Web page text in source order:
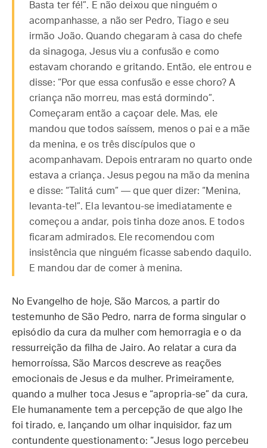
Basta ter fé!”. E não deixou que ninguém o
acompanhasse, a não ser Pedro, Tiago e seu
irmão João. Quando chegaram à casa do chefe
da sinagoga, Jesus viu a confusão e como
estavam chorando e gritando. Então, ele entrou e
disse: “Por que essa confusão e esse choro? A
criança não morreu, mas está dormindo”.
Começaram então a caçoar dele. Mas, ele
mandou que todos saíssem, menos o pai e a mãe
da menina, e os três discípulos que o
acompanhavam. Depois entraram no quarto onde
estava a criança. Jesus pegou na mão da menina
e disse: “Talitá cum” — que quer dizer: “Menina,
levanta-te!”. Ela levantou-se imediatamente e
começou a andar, pois tinha doze anos. E todos
ficaram admirados. Ele recomendou com
insistência que ninguém ficasse sabendo daquilo.
E mandou dar de comer à menina.
No Evangelho de hoje, São Marcos, a partir do
testemunho de São Pedro, narra de forma singular o
episódio da cura da mulher com hemorragia e o da
ressurreição da filha de Jairo. Ao relatar a cura da
hemorroíssa, São Marcos descreve as reações
emocionais de Jesus e da mulher. Primeiramente,
quando a mulher toca Jesus e “apropria-se” da cura,
Ele humanamente tem a percepção de que algo lhe
foi tirado, e, lançando um olhar inquisidor, faz um
contundente questionamento: “Jesus logo percebeu